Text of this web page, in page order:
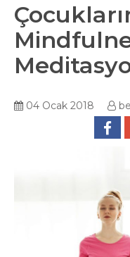
04 Ocak 2018